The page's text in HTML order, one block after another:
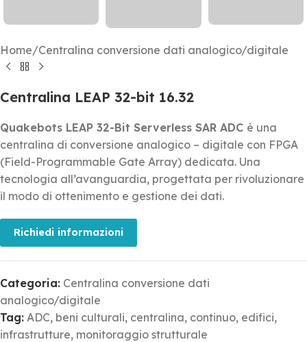
Home/Centralina conversione dati analogico/digitale
Centralina LEAP 32-bit 16.32
Quakebots LEAP 32-Bit Serverless SAR ADC è una
centralina di conversione analogico – digitale con FPGA
(Field-Programmable Gate Array) dedicata. Una
tecnologia all’avanguardia, progettata per rivoluzionare
il modo di ottenimento e gestione dei dati.
Richiedi informazioni
Categoria: Centralina conversione dati
analogico/digitale
Tag: ADC, beni culturali, centralina, continuo, edifici,
infrastrutture, monitoraggio strutturale